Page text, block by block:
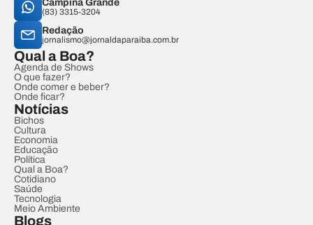
Campina Grande
(83) 3315-3204
Redação
jornalismo@jornaldaparaiba.com.br
Qual a Boa?
Agenda de Shows
O que fazer?
Onde comer e beber?
Onde ficar?
Notícias
Bichos
Cultura
Economia
Educação
Política
Qual a Boa?
Cotidiano
Saúde
Tecnologia
Meio Ambiente
Blogs